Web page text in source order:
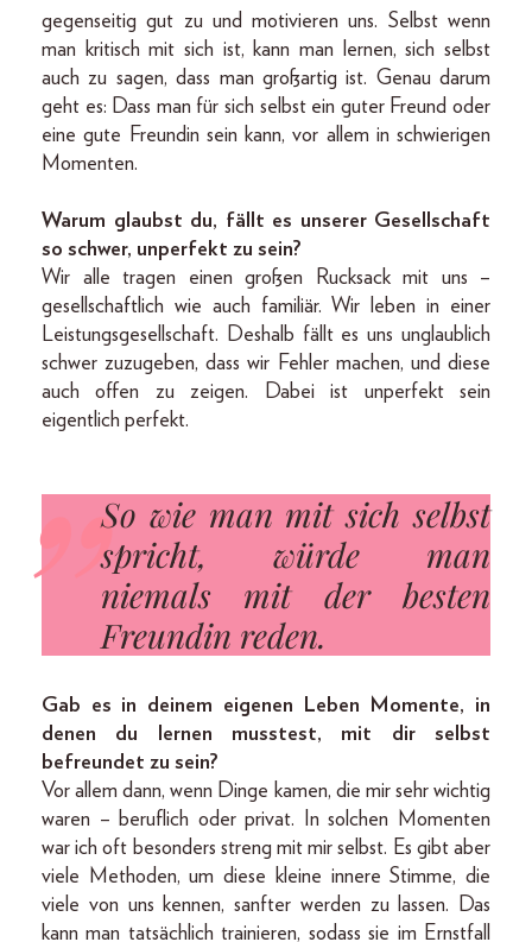
gegenseitig gut zu und motivieren uns. Selbst wenn
man kritisch mit sich ist, kann man lernen, sich selbst
auch zu sagen, dass man großartig ist. Genau darum
geht es: Dass man für sich selbst ein guter Freund oder
eine gute Freundin sein kann, vor allem in schwierigen
Momenten.
Warum glaubst du, fällt es unserer Gesellschaft
so schwer, unperfekt zu sein?
Wir alle tragen einen großen Rucksack mit uns –
gesellschaftlich wie auch familiär. Wir leben in einer
Leistungsgesellschaft. Deshalb fällt es uns unglaublich
schwer zuzugeben, dass wir Fehler machen, und diese
auch offen zu zeigen. Dabei ist unperfekt sein
eigentlich perfekt.
So wie man mit sich selbst
spricht, würde man
niemals mit der besten
Freundin reden.
Gab es in deinem eigenen Leben Momente, in
denen du lernen musstest, mit dir selbst
befreundet zu sein?
Vor allem dann, wenn Dinge kamen, die mir sehr wichtig
waren – beruflich oder privat. In solchen Momenten
war ich oft besonders streng mit mir selbst. Es gibt aber
viele Methoden, um diese kleine innere Stimme, die
viele von uns kennen, sanfter werden zu lassen. Das
kann man tatsächlich trainieren, sodass sie im Ernstfall